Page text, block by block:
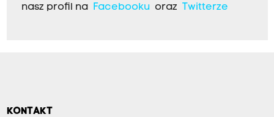
nasz profil na
Facebookuoraz Twitterze
KONTAKT